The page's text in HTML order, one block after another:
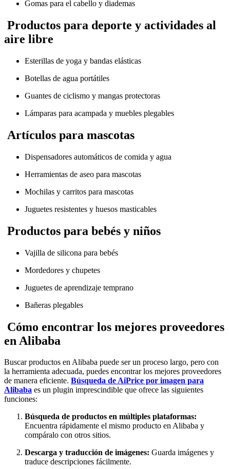
Gomas para el cabello y diademas
Productos para deporte y actividades al
aire libre
Esterillas de yoga y bandas elásticas
Botellas de agua portátiles
Guantes de ciclismo y mangas protectoras
Lámparas para acampada y muebles plegables
Artículos para mascotas
Dispensadores automáticos de comida y agua
Herramientas de aseo para mascotas
Mochilas y carritos para mascotas
Juguetes resistentes y huesos masticables
Productos para bebés y niños
Vajilla de silicona para bebés
Mordedores y chupetes
Juguetes de aprendizaje temprano
Bañeras plegables
Cómo encontrar los mejores proveedores
en Alibaba
Buscar productos en Alibaba puede ser un proceso largo, pero con
la herramienta adecuada, puedes encontrar los mejores proveedores
de manera eficiente. Búsqueda de AiPrice por imagen para
Alibaba es un plugin imprescindible que ofrece las siguientes
funciones:
Búsqueda de productos en múltiples plataformas:
Encuentra rápidamente el mismo producto en Alibaba y
compáralo con otros sitios.
Descarga y traducción de imágenes: Guarda imágenes y
traduce descripciones fácilmente.